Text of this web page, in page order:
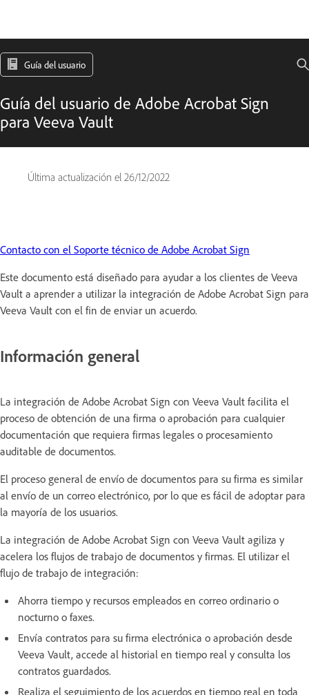
Guía del usuario
Guía del usuario de Adobe Acrobat Sign
para Veeva Vault
Última actualización el 26/12/2022
Contacto con el Soporte técnico de Adobe Acrobat Sign
Este documento está diseñado para ayudar a los clientes de Veeva
Vault a aprender a utilizar la integración de Adobe Acrobat Sign para
Veeva Vault con el fin de enviar un acuerdo.
Información general
La integración de Adobe Acrobat Sign con Veeva Vault facilita el
proceso de obtención de una firma o aprobación para cualquier
documentación que requiera firmas legales o procesamiento
auditable de documentos.
El proceso general de envío de documentos para su firma es similar
al envío de un correo electrónico, por lo que es fácil de adoptar para
la mayoría de los usuarios.
La integración de Adobe Acrobat Sign con Veeva Vault agiliza y
acelera los flujos de trabajo de documentos y firmas. El utilizar el
flujo de trabajo de integración:
Ahorra tiempo y recursos empleados en correo ordinario o
nocturno o faxes.
Envía contratos para su firma electrónica o aprobación desde
Veeva Vault, accede al historial en tiempo real y consulta los
contratos guardados.
Realiza el seguimiento de los acuerdos en tiempo real en toda